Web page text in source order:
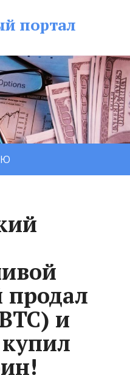
портал
продал
и